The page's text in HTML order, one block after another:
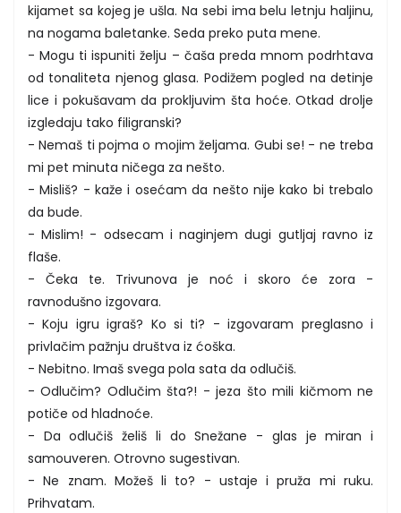
kijamet sa kojeg je ušla. Na sebi ima belu letnju haljinu,
na nogama baletanke. Seda preko puta mene.
- Mogu ti ispuniti želju – čaša preda mnom podrhtava
od tonaliteta njenog glasa. Podižem pogled na detinje
lice i pokušavam da prokljuvim šta hoće. Otkad drolje
izgledaju tako filigranski?
- Nemaš ti pojma o mojim željama. Gubi se! - ne treba
mi pet minuta ničega za nešto.
- Misliš? - kaže i osećam da nešto nije kako bi trebalo
da bude.
- Mislim! - odsecam i naginjem dugi gutljaj ravno iz
flaše.
- Čeka te. Trivunova je noć i skoro će zora -
ravnodušno izgovara.
- Koju igru igraš? Ko si ti? - izgovaram preglasno i
privlačim pažnju društva iz ćoška.
- Nebitno. Imaš svega pola sata da odlučiš.
- Odlučim? Odlučim šta?! - jeza što mili kičmom ne
potiče od hladnoće.
- Da odlučiš želiš li do Snežane - glas je miran i
samouveren. Otrovno sugestivan.
- Ne znam. Možeš li to? - ustaje i pruža mi ruku.
Prihvatam.